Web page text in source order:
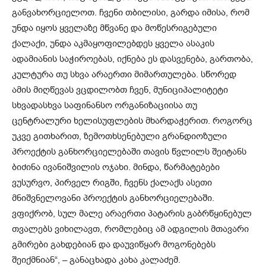
განვახორციელოთ. ჩვენი თბილისი, გარდა იმისა, რომ
უნდა იყოს ყველაზე მწვანე და მოწესრიგებული
ქალაქი, უნდა აკმაყოფილებდეს ყველა ასაკის
ადამიანის საჭიროებას, იქნება ეს დასვენება, გართობა,
კულტურა თუ სხვა არაერთი მიმართულება. სწორედ
ამის მიღწევას ვცდილობთ ჩვენ, მუნიციპალიტეტი
სხვადასხვა საფინანსო ორგანიზაციისა თუ
ცენტრალური ხელისუფლების მხარდაჭერით. როგორც
უკვე გითხარით, ზემოთხსენებული გრანდიოზული
პროექტის განხორციელებაში თავის წვლილს შეიტანს
ბიძინა ივანიშვილის ოჯახი. მინდა, წარმატებები
ვუსურვო, პირველ რიგში, ჩვენს ქალაქს ასეთი
მნიშვნელოვანი პროექტის განხორციელებაში.
ვფიქრობ, სულ მალე არაერთი პატარის გაბრწყინებულ
თვალებს ვიხილავთ, რომლებიც ამ ადგილის მთავარი
გმირები გახდებიან და დაუვიწყარ მოგონებებს
შეიქმნიან“, – განაცხადა კახა კალაძემ.